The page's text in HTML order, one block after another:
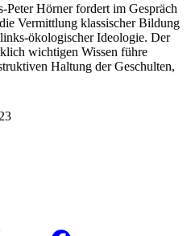
Hörner fordert im Gespräch
Vermittlung klassischer Bildung
ökologischer Ideologie. Der
wichtigen Wissen führe
Haltung der Geschulten,